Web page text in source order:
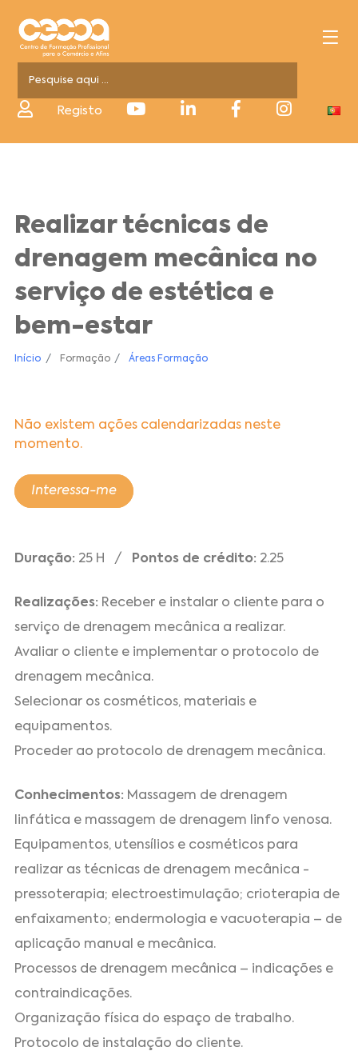
Registo
Realizar técnicas de
drenagem mecânica no
serviço de estética e
bem-estar
Início Formação Áreas Formação
Não existem ações calendarizadas neste
momento.
Interessa-me
Duração: 25 H / Pontos de crédito: 2.25
Realizações: Receber e instalar o cliente para o
serviço de drenagem mecânica a realizar.
Avaliar o cliente e implementar o protocolo de
drenagem mecânica.
Selecionar os cosméticos, materiais e
equipamentos.
Proceder ao protocolo de drenagem mecânica.
Conhecimentos: Massagem de drenagem
linfática e massagem de drenagem linfo venosa.
Equipamentos, utensílios e cosméticos para
realizar as técnicas de drenagem mecânica -
pressoterapia; electroestimulação; crioterapia de
enfaixamento; endermologia e vacuoterapia – de
aplicação manual e mecânica.
Processos de drenagem mecânica – indicações e
contraindicações.
Organização física do espaço de trabalho.
Protocolo de instalação do cliente.